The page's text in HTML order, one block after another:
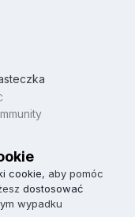
cookie, aby pomóc
dostosować
wypadku